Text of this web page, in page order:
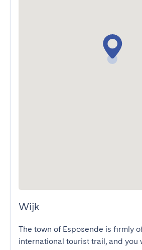
Wijk
The town of Esposende is firmly
international tourist trail, and you